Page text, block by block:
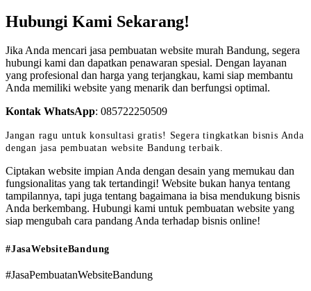
Hubungi Kami Sekarang!
Jika Anda mencari jasa pembuatan website murah Bandung, segera
hubungi kami dan dapatkan penawaran spesial. Dengan layanan
yang profesional dan harga yang terjangkau, kami siap membantu
Anda memiliki website yang menarik dan berfungsi optimal.
Kontak WhatsApp: 085722250509
Jangan ragu untuk konsultasi gratis! Segera tingkatkan bisnis Anda
dengan jasa pembuatan website Bandung terbaik.
Ciptakan website impian Anda dengan desain yang memukau dan
fungsionalitas yang tak tertandingi! Website bukan hanya tentang
tampilannya, tapi juga tentang bagaimana ia bisa mendukung bisnis
Anda berkembang. Hubungi kami untuk pembuatan website yang
siap mengubah cara pandang Anda terhadap bisnis online!
#JasaWebsiteBandung
#JasaPembuatanWebsiteBandung